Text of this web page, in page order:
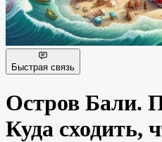
Быстрая связь
Остров Бали.
Куда сходить,